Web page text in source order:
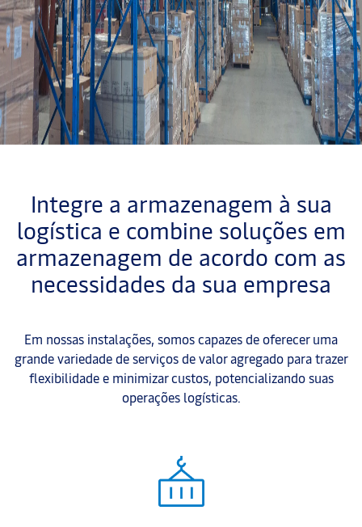
Integre a armazenagem à sua
logística e combine soluções em
armazenagem de acordo com as
necessidades da sua empresa
Em nossas instalações, somos capazes de oferecer uma
grande variedade de serviços de valor agregado para trazer
flexibilidade e minimizar custos, potencializando suas
operações logísticas.